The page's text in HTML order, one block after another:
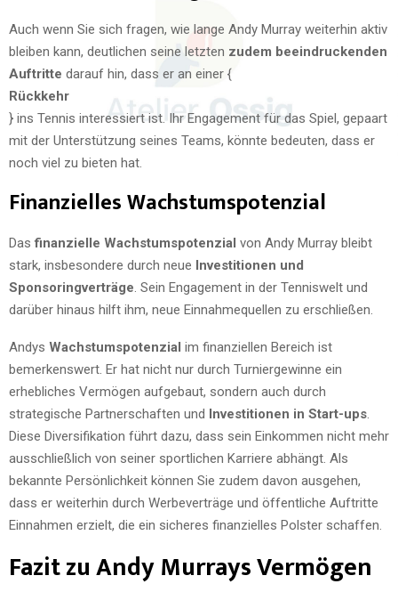
Auch wenn Sie sich fragen, wie lange Andy Murray weiterhin aktiv
bleiben kann, deutlichen seine letzten zudem beeindruckenden
Auftritte darauf hin, dass er an einer {
Rückkehr
} ins Tennis interessiert ist. Ihr Engagement für das Spiel, gepaart
mit der Unterstützung seines Teams, könnte bedeuten, dass er
noch viel zu bieten hat.
Finanzielles Wachstumspotenzial
Dasfinanzielle Wachstumspotenzial von Andy Murray bleibt
stark, insbesondere durch neue Investitionen und
Sponsoringverträge . Sein Engagement in der Tenniswelt und
darüber hinaus hilft ihm, neue Einnahmequellen zu erschließen.
Andys Wachstumspotenzial im finanziellen Bereich ist
bemerkenswert. Er hat nicht nur durch Turniergewinne ein
erhebliches Vermögen aufgebaut, sondern auch durch
strategische Partnerschaften und Investitionen in Start-ups
Diese Diversifikation führt dazu, dass sein Einkommen nicht mehr
ausschließlich von seiner sportlichen Karriere abhängt. Als
bekannte Persönlichkeit können Sie zudem davon ausgehen,
dass er weiterhin durch Werbeverträge und öffentliche Auftritte
Einnahmen erzielt, die ein sicheres finanzielles Polster schaffen.
Fazit zu Andy Murrays Vermögen